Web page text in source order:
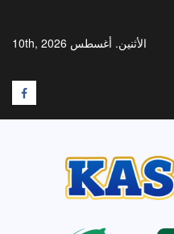
الأثنين. أغسطس 10th, 2026
F